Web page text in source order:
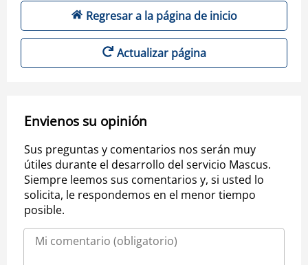
Regresar a la página de inicio
Actualizar página
Envienos su opinión
Sus preguntas y comentarios nos serán muy
útiles durante el desarrollo del servicio Mascus.
Siempre leemos sus comentarios y, si usted lo
solicita, le respondemos en el menor tiempo
posible.